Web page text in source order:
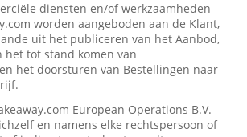
diensten en/of werkzaamheden
worden aangeboden aan de Klant,
uit het publiceren van het Aanbod,
het tot stand komen van
het doorsturen van Bestellingen naar
European Operations B.V.
en namens elke rechtspersoon of